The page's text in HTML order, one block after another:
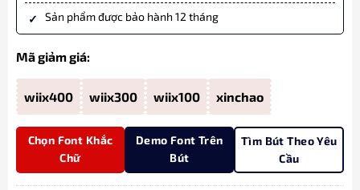
Sản phẩm được bảo hành 12 tháng
Mã giảm giá:
wiix400 wiix300 wiix100 xinchao
Chọn Font Khắc
Chữ
Demo Font Trên
Bút
Tìm Bút Theo Yêu
Cầu